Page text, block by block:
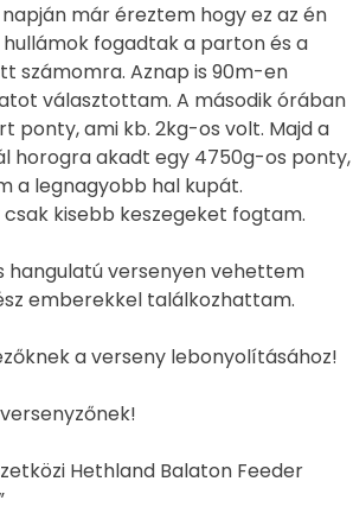
már éreztem hogy ez az én
fogadtak a parton és a
számomra. Aznap is 90m-en
választottam. A második órában
ponty, ami kb. 2kg-os volt. Majd a
horogra akadt egy 4750g-os ponty,
a legnagyobb hal kupát.
kisebb keszegeket fogtam.
hangulatú versenyen vehettem
emberekkel találkozhattam.
a verseny lebonyolításához!
Hethland Balaton Feeder